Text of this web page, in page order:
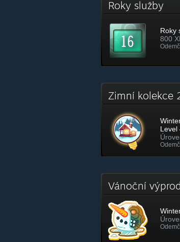
Roky služby
Roky
800
Zimní kolekce
Level
Vánoční